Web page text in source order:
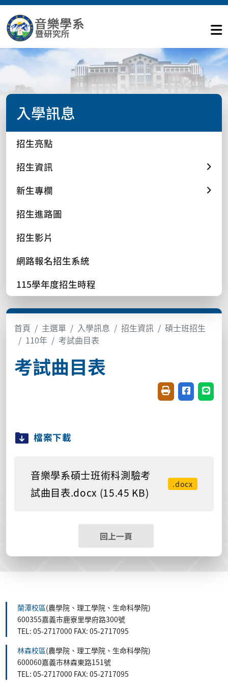
入學訊息
招生亮點
招生資訊
新生專欄
招生進路圖
招生影片
網路報名招生系統
115學年度招生時程
首頁 主選單 入學訊息 招生資訊
碩士班招生
110年
考試曲目表
考試曲目表
友善列印(開新視
分享至臉書
分享
檔案下載
音樂學系碩士班術科測驗考
試曲目表.docx (15.45 KB)
.docx
回上一頁
蘭潭校區(農學院、理工學院、生命科學院)
600355嘉義市鹿寮里學府路300號
TEL: 05-2717000 FAX: 05-2717095
林森校區(農學院、理工學院、生命科學院)
600060嘉義市林森東路151號
TEL: 05-2717000 FAX: 05-2717095